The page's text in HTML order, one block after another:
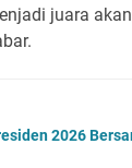
juara
2026